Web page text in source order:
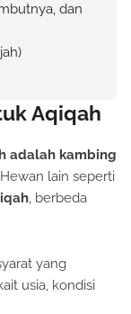
dan
Aqiqah
adalah kambing
lain seperti
, berbeda
yang
usia, kondisi